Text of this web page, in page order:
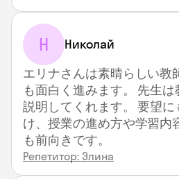
Н Николай
エリナさんは素晴らしい教
も面白く進みます。 先生
説明してくれます。 要望
け、授業の進め方や学習内
も前向きです。
Репетитор: Элина